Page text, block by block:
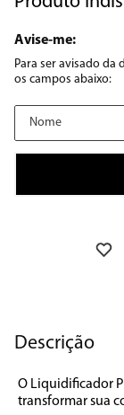
Descrição
O Liquidificador
transformar sua
8º embutir
9 º geladeira
10º microondas